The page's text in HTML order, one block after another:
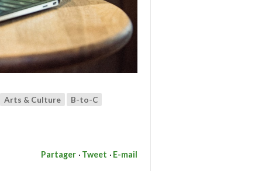
Arts & Culture B-to-C
Partager Tweet E-mail